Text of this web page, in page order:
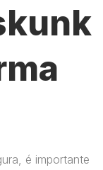
é importante